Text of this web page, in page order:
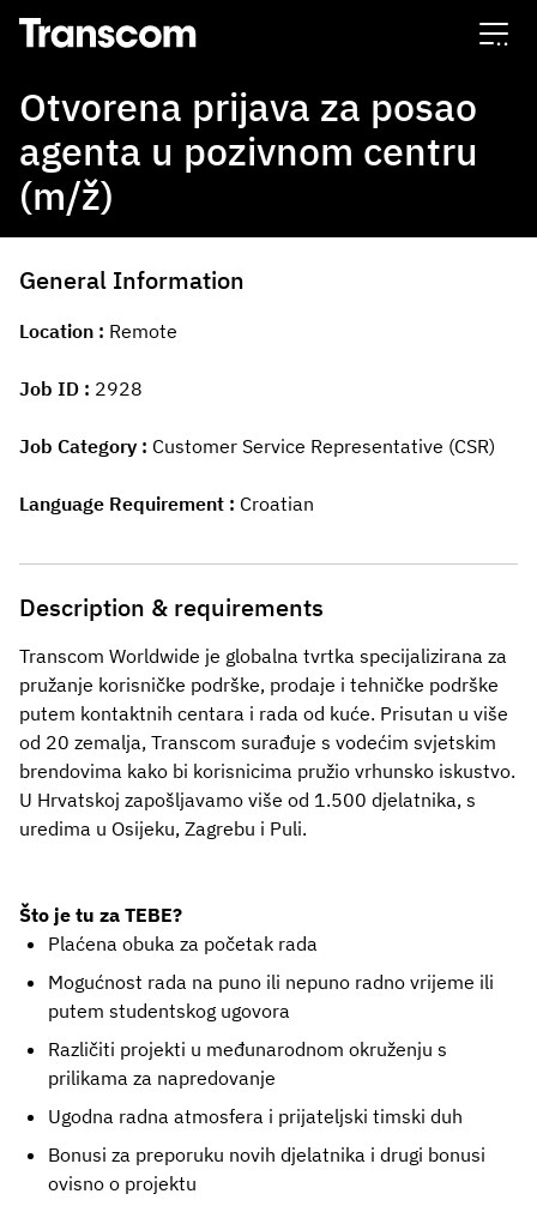
Transcom
Otvorena prijava za posao
agenta u pozivnom centru
(m/ž)
General Information
Location Remote
Job ID 2928
Job Category Customer Service Representative (CSR)
Language Requirement Croatian
Description & requirements
Transcom Worldwide je globalna tvrtka specijalizirana za
pružanje korisničke podrške, prodaje i tehničke podrške
putem kontaktnih centara i rada od kuće. Prisutan u više
od 20 zemalja, Transcom surađuje s vodećim svjetskim
brendovima kako bi korisnicima pružio vrhunsko iskustvo.
U Hrvatskoj zapošljavamo više od 1.500 djelatnika, s
uredima u Osijeku, Zagrebu i Puli.
Što je tu za TEBE?
Plaćena obuka za početak rada
Mogućnost rada na puno ili nepuno radno vrijeme ili
putem studentskog ugovora
Različiti projekti u međunarodnom okruženju s
prilikama za napredovanje
Ugodna radna atmosfera i prijateljski timski duh
Bonusi za preporuku novih djelatnika i drugi bonusi
ovisno o projektu